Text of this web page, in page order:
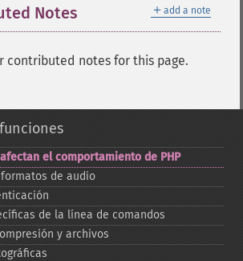
＋ add a note
Notes
contributed notes for this page.
el comportamiento de PHP
de audio
de la línea de comandos
y archivos